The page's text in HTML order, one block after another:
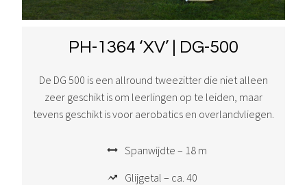
PH-1364 ‘XV’ | DG-500
De DG 500 is een allround tweezitter die niet alleen
zeer geschikt is om leerlingen op te leiden, maar
tevens geschikt is voor aerobatics en overlandvliegen.
Spanwijdte – 18 m
Glijgetal – ca. 40